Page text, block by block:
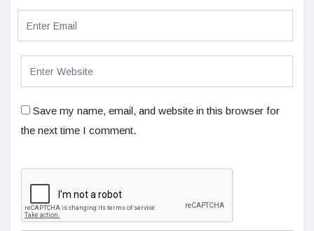
Save my name, email, and website in this browser for
the next time I comment.